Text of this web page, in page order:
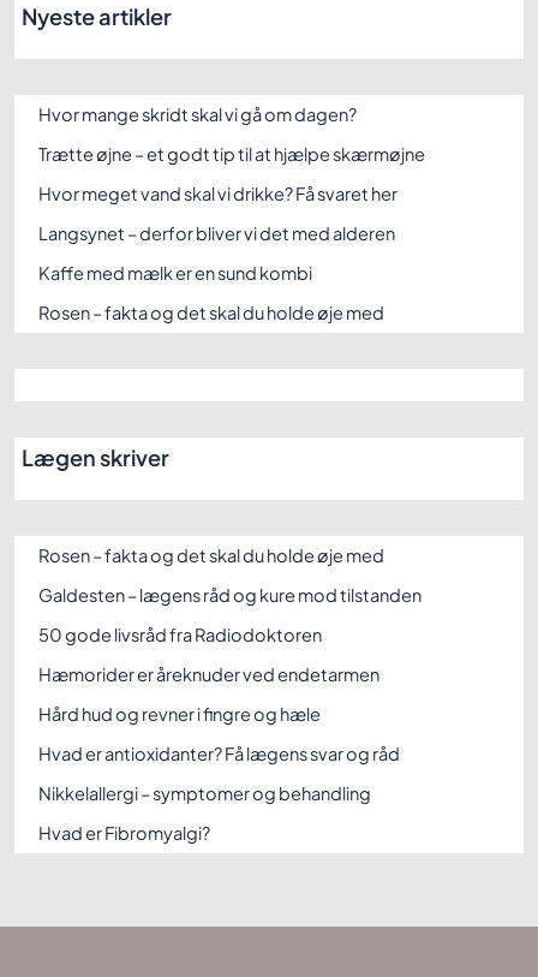
Nyeste artikler
Hvor mange skridt skal vi gå om dagen?
Trætte øjne – et godt tip til at hjælpe skærmøjne
Hvor meget vand skal vi drikke? Få svaret her
Langsynet – derfor bliver vi det med alderen
Kaffe med mælk er en sund kombi
Rosen – fakta og det skal du holde øje med
Lægen skriver
Rosen – fakta og det skal du holde øje med
Galdesten – lægens råd og kure mod tilstanden
50 gode livsråd fra Radiodoktoren
Hæmorider er åreknuder ved endetarmen
Hård hud og revner i fingre og hæle
Hvad er antioxidanter? Få lægens svar og råd
Nikkelallergi – symptomer og behandling
Hvad er Fibromyalgi?